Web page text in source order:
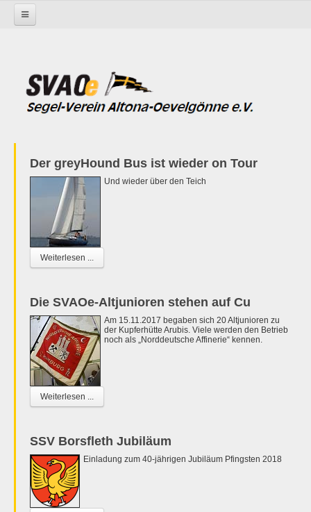
Der greyHound Bus ist wieder on Tour
Und wieder über den Teich
Weiterlesen ...
Die SVAOe-Altjunioren stehen auf Cu
Am 15.11.2017 begaben sich 20 Altjunioren zu
der Kupferhütte Arubis. Viele werden den Betrieb
noch als „Norddeutsche Affinerie“ kennen.
Weiterlesen ...
SSV Borsfleth Jubiläum
Einladung zum 40-jährigen Jubiläum Pfingsten 2018